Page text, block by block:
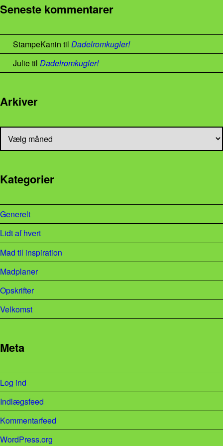
Seneste kommentarer
StampeKanin til Dadelromkugler!
Julietil Dadelromkugler!
Arkiver
Arkiver
Kategorier
Generelt
Lidt af hvert
Mad til inspiration
Madplaner
Opskrifter
Velkomst
Meta
Log ind
Indlægsfeed
Kommentarfeed
WordPress.org